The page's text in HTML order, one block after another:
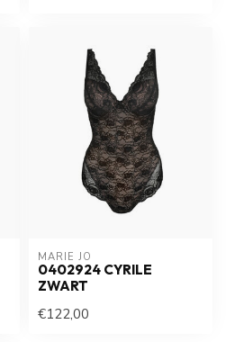
MARIE JO
0402924 CYRILE
ZWART
€122,00